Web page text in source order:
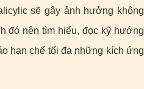
sẽ gây ảnh hưởng không
đó nên tìm hiểu, đọc kỹ hướng
hạn chế tối đa những kích ứng